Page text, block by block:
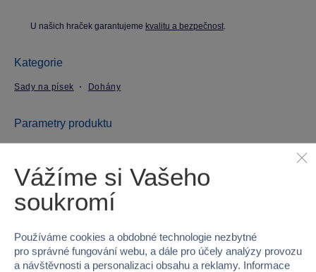
U našich hraček garantujeme kvalitu a bezpečnost.
Kategorie
Sady na písek Dohány
Parametry produktu
Kód produktu
Věk od 18 měsíců
Vážíme si Vašeho
soukromí
Používáme cookies a obdobné technologie nezbytné
pro správné fungování webu, a dále pro účely analýzy provozu
a návštěvnosti a personalizaci obsahu a reklamy. Informace